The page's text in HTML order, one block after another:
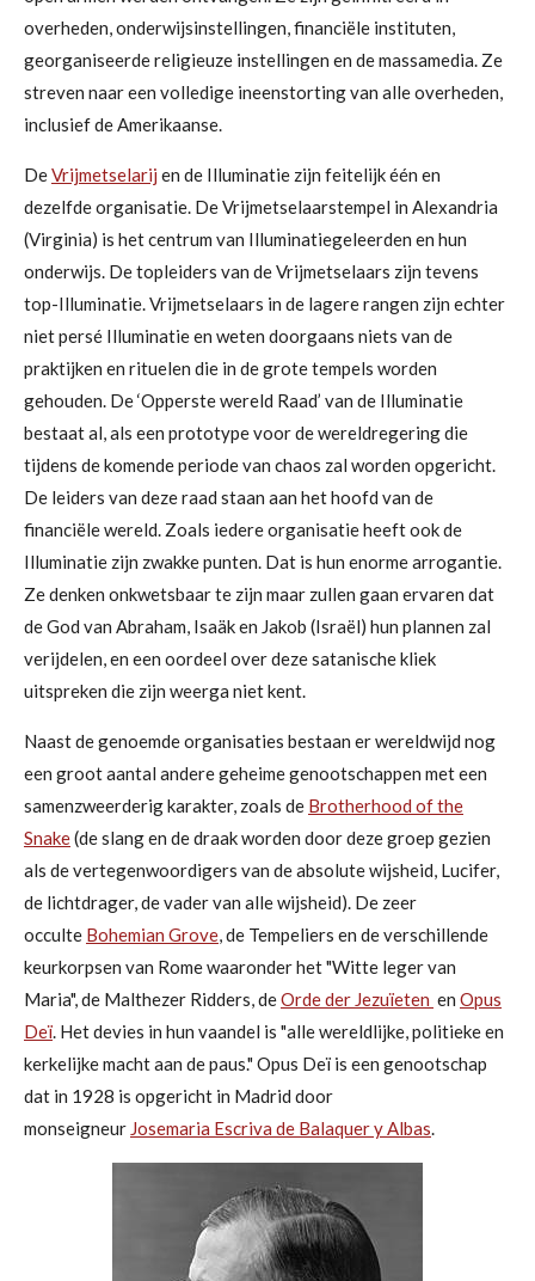
overheden, onderwijsinstellingen, financiële instituten,
georganiseerde religieuze instellingen en de massamedia. Ze
streven naar een volledige ineenstorting van alle overheden,
inclusief de Amerikaanse.
DeVrijmetselarij en de Illuminatie zijn feitelijk één en
dezelfde organisatie. De Vrijmetselaarstempel in Alexandria
(Virginia) is het centrum van Illuminatiegeleerden en hun
onderwijs. De topleiders van de Vrijmetselaars zijn tevens
top-Illuminatie. Vrijmetselaars in de lagere rangen zijn echter
niet persé Illuminatie en weten doorgaans niets van de
praktijken en rituelen die in de grote tempels worden
gehouden. De ‘Opperste wereld Raad’ van de Illuminatie
bestaat al, als een prototype voor de wereldregering die
tijdens de komende periode van chaos zal worden opgericht.
De leiders van deze raad staan aan het hoofd van de
financiële wereld. Zoals iedere organisatie heeft ook de
Illuminatie zijn zwakke punten. Dat is hun enorme arrogantie.
Ze denken onkwetsbaar te zijn maar zullen gaan ervaren dat
de God van Abraham, Isaäk en Jakob (Israël) hun plannen zal
verijdelen, en een oordeel over deze satanische kliek
uitspreken die zijn weerga niet kent.
Naast de genoemde organisaties bestaan er wereldwijd nog
een groot aantal andere geheime genootschappen met een
samenzweerderig karakter, zoals de Brotherhood of the
Snake(de slang en de draak worden door deze groep gezien
als de vertegenwoordigers van de absolute wijsheid, Lucifer,
de lichtdrager, de vader van alle wijsheid). De zeer
occulte Bohemian Grove, de Tempeliers en de verschillende
keurkorpsen van Rome waaronder het "Witte leger van
Maria", de Malthezer Ridders, deOrde der Jezuïeten en Opus
Deï. Het devies in hun vaandel is "alle wereldlijke, politieke en
kerkelijke macht aan de paus." Opus Deï is een genootschap
dat in 1928 is opgericht in Madrid door
monseigneur Josemaria Escriva de Balaquer y Albas.